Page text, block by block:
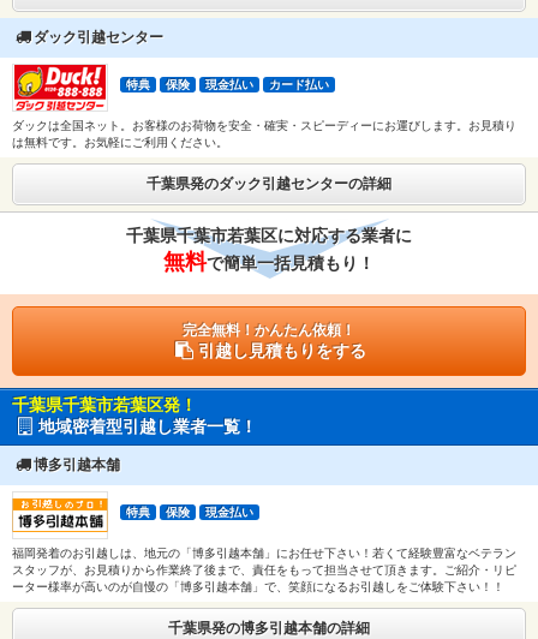
ダック引越センター
特典 保険 現金払い カード払い
ダックは全国ネット。お客様のお荷物を安全・確実・スピーディーにお運びします。お見積り
は無料です。お気軽にご利用ください。
千葉県発のダック引越センターの詳細
千葉県千葉市若葉区に対応する業者に
無料で簡単一括見積もり！
完全無料！かんたん依頼！
引越し見積もりをする
千葉県千葉市若葉区発！
地域密着型引越し業者一覧！
博多引越本舗
特典 保険 現金払い
福岡発着のお引越しは、地元の「博多引越本舗」にお任せ下さい！若くて経験豊富なベテラン
スタッフが、お見積りから作業終了後まで、責任をもって担当させて頂きます。ご紹介・リピ
ーター様率が高いのが自慢の「博多引越本舗」で、笑顔になるお引越しをご体験下さい！！
千葉県発の博多引越本舗の詳細